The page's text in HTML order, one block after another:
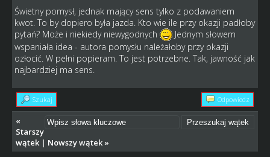
Świetny pomysł, jednak mający sens tylko z podawaniem
kwot. To by dopiero była jazda. Kto wie ile przy okazji padłoby
pytań? Może i niekiedy niewygodnych
Jednym słowem
wspaniała idea - autora pomysłu należałoby przy okazji
ozłocić. W pełni popieram. To jest potrzebne. Tak, jawność jak
najbardziej ma sens.
Szukaj Odpowiedz
«
Starszy
wątek| Nowszy wątek»